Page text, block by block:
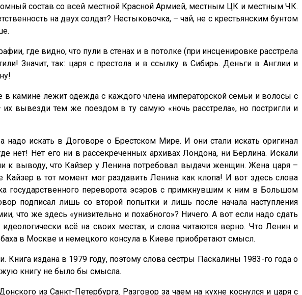
состав со всей местной Красной Армией, местным ЦК и местным ЧК.
на двух солдат? Нестыковочка, – чай, не с крестьянским бунтом
где видно, что пули в стенах и в потолке (при инсценировке расстрела
Значит, так: царя с престола и в ссылку в Сибирь. Деньги в Англии и
камине лежит одежда с каждого члена императорской семьи и волосы с
вывезди тем же поездом в ту самую «ночь расстрела», но постригли и
надо искать в Договоре о Брестском Мире. И они стали искать оригинал
нет! Нет его ни в рассекреченных архивах Лондона, ни Берлина. Искали
к выводу, что Кайзер у Ленина потребовал выдачи женщин. Жена царя –
в тот момент мог раздавить Ленина как клопа! И вот здесь слова
государственного переворота эсэров с примкнувшим к ним в Большом
подписал лишь со второй попытки и лишь после начала наступления
что же здесь «унизительно и похабного»? Ничего. А вот если надо сдать
всё на своих местах, и слова читаются верно. Что Ленин и
в Москве и немецкого консула в Киеве приобретают смысл.
Книга издана в 1979 году, поэтому слова сестры Паскалины 1983-го года о
книгу не было бы смысла.
из Санкт-Петербурга. Разговор за чаем на кухне коснулся и царя с